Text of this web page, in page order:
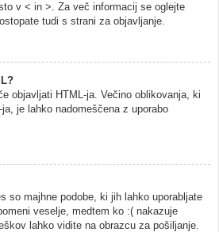
v < in >. Za več informacij se oglejte
tudi s strani za objavljanje.
objavljati HTML-ja. Večino oblikovanja, ki
je lahko nadomeščena z uporabo
so majhne podobe, ki jih lahko uporabljate
veselje, medtem ko :( nakazuje
lahko vidite na obrazcu za pošiljanje.